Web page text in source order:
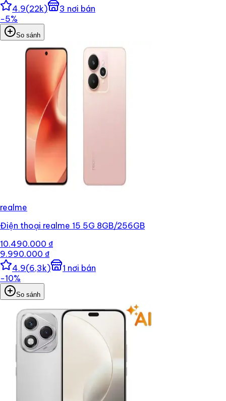
4.9(22k) 3 nơi bán
−5%
So sánh
realme
Điện thoại realme 15 5G 8GB/256GB
10.490.000 ₫
9.990.000 ₫
4.9(6,3k) 1 nơi bán
−10%
So sánh